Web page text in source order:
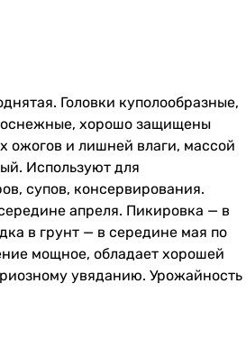
Головки куполообразные,
хорошо защищены
ожогов и лишней влаги, массой
Используют для
супов, консервирования.
апреля. Пикировка — в
в грунт — в середине мая по
мощное, обладает хорошей
увяданию. Урожайность